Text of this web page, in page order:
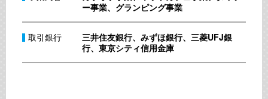
ー事業、グランピング事業
取引銀行
三井住友銀行、みずほ銀行、三菱UFJ銀
行、東京シティ信用金庫